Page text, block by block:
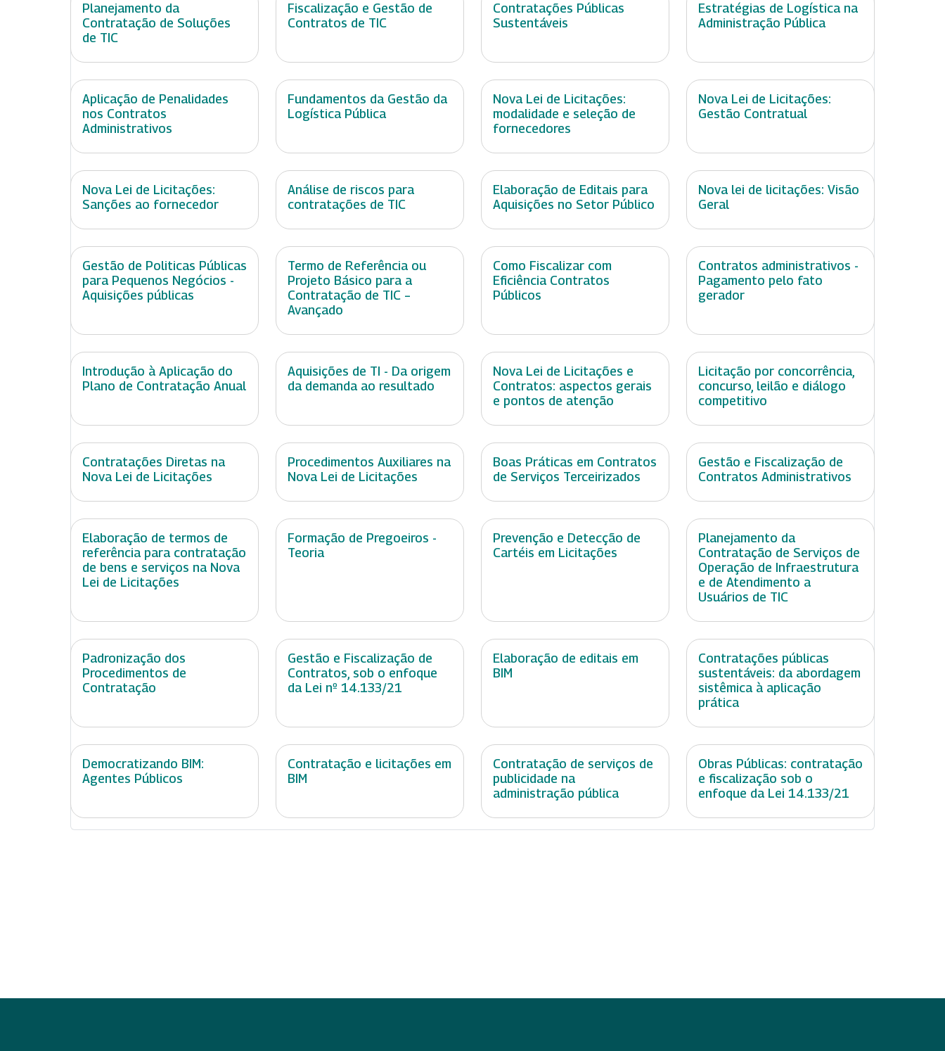
Planejamento da
Contratação de Soluções
de TIC
Fiscalização e Gestão de
Contratos de TIC
Contratações Públicas
Sustentáveis
Estratégias de Logística na
Administração Pública
Aplicação de Penalidades
nos Contratos
Administrativos
Fundamentos da Gestão da
Logística Pública
Nova Lei de Licitações:
modalidade e seleção de
fornecedores
Nova Lei de Licitações:
Gestão Contratual
Nova Lei de Licitações:
Sanções ao fornecedor
Análise de riscos para
contratações de TIC
Elaboração de Editais para
Aquisições no Setor Público
Nova lei de licitações: Visão
Geral
Gestão de Politicas Públicas
para Pequenos Negócios -
Aquisições públicas
Termo de Referência ou
Projeto Básico para a
Contratação de TIC –
Avançado
Como Fiscalizar com
Eficiência Contratos
Públicos
Contratos administrativos -
Pagamento pelo fato
gerador
Introdução à Aplicação do
Plano de Contratação Anual
Aquisições de TI - Da origem
da demanda ao resultado
Nova Lei de Licitações e
Contratos: aspectos gerais
e pontos de atenção
Licitação por concorrência,
concurso, leilão e diálogo
competitivo
Contratações Diretas na
Nova Lei de Licitações
Procedimentos Auxiliares na
Nova Lei de Licitações
Boas Práticas em Contratos
de Serviços Terceirizados
Gestão e Fiscalização de
Contratos Administrativos
Elaboração de termos de
referência para contratação
de bens e serviços na Nova
Lei de Licitações
Formação de Pregoeiros -
Teoria
Prevenção e Detecção de
Cartéis em Licitações
Planejamento da
Contratação de Serviços de
Operação de Infraestrutura
e de Atendimento a
Usuários de TIC
Padronização dos
Procedimentos de
Contratação
Gestão e Fiscalização de
Contratos, sob o enfoque
da Lei nº 14.133/21
Elaboração de editais em
BIM
Contratações públicas
sustentáveis: da abordagem
sistêmica à aplicação
prática
Democratizando BIM:
Agentes Públicos
Contratação e licitações em
BIM
Contratação de serviços de
publicidade na
administração pública
Obras Públicas: contratação
e fiscalização sob o
enfoque da Lei 14.133/21